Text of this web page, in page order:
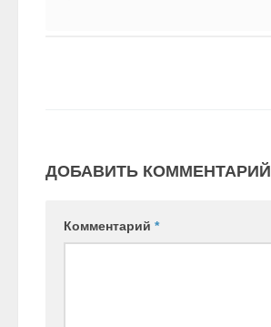
ДОБАВИТЬ КОММЕНТАРИЙ
Комментарий *